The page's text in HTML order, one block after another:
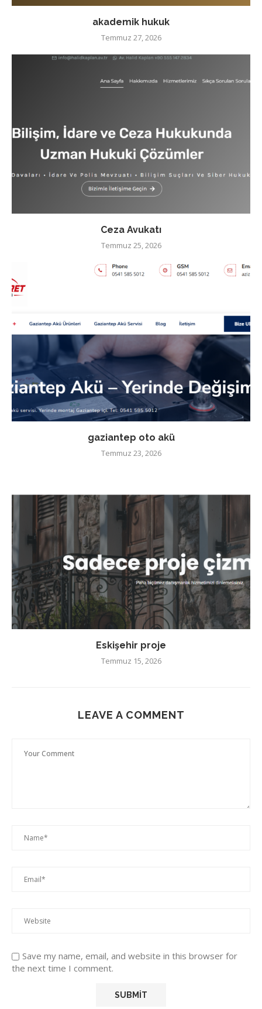
akademik hukuk
Temmuz 27, 2026
Ceza Avukatı
Temmuz 25, 2026
gaziantep oto akü
Temmuz 23, 2026
Eskişehir proje
Temmuz 15, 2026
LEAVE A COMMENT
Save my name, email, and website in this browser for
the next time I comment.